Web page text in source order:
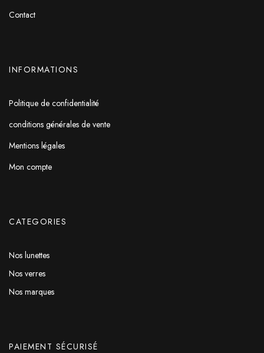
Contact
INFORMATIONS
Politique de confidentialité
conditions générales de vente
Mentions légales
Mon compte
CATEGORIES
Nos lunettes
Nos verres
Nos marques
PAIEMENT SÉCURISÉ